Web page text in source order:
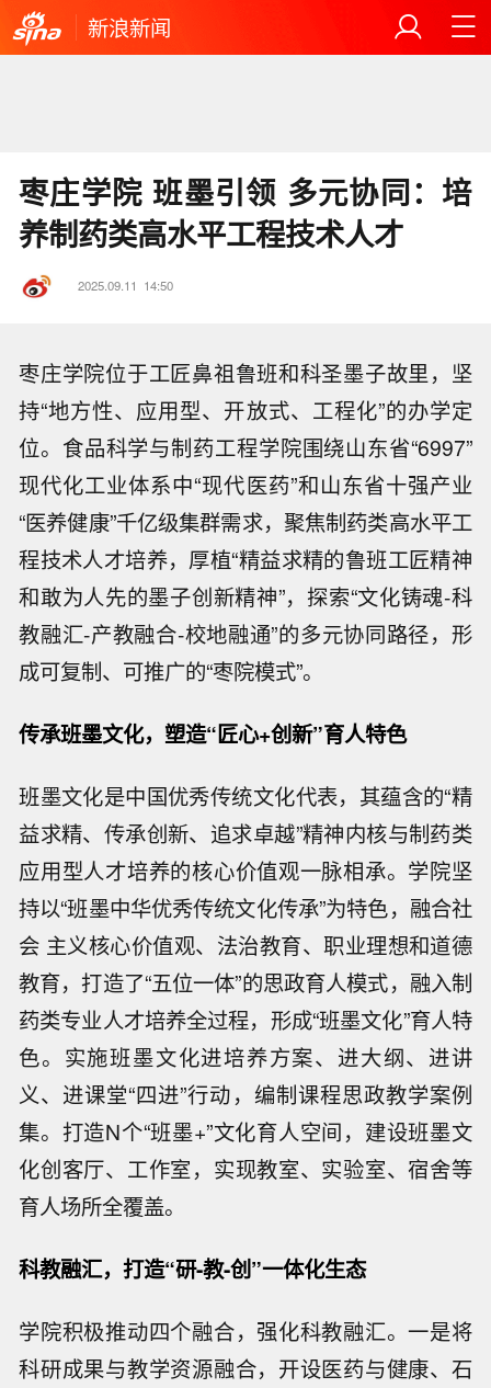
新浪新闻
枣庄学院 班墨引领 多元协同：培
养制药类高水平工程技术人才
2025.09.11 14:50
枣庄学院位于工匠鼻祖鲁班和科圣墨子故里，坚
持“地方性、应用型、开放式、工程化”的办学定
位。食品科学与制药工程学院围绕山东省“6997”
现代化工业体系中“现代医药”和山东省十强产业
“医养健康”千亿级集群需求，聚焦制药类高水平工
程技术人才培养，厚植“精益求精的鲁班工匠精神
和敢为人先的墨子创新精神”，探索“文化铸魂-科
教融汇-产教融合-校地融通”的多元协同路径，形
成可复制、可推广的“枣院模式”。
传承班墨文化，塑造“匠心+创新”育人特色
班墨文化是中国优秀传统文化代表，其蕴含的“精
益求精、传承创新、追求卓越”精神内核与制药类
应用型人才培养的核心价值观一脉相承。学院坚
持以“班墨中华优秀传统文化传承”为特色，融合社
会 主义核心价值观、法治教育、职业理想和道德
教育，打造了“五位一体”的思政育人模式，融入制
药类专业人才培养全过程，形成“班墨文化”育人特
色。实施班墨文化进培养方案、进大纲、进讲
义、进课堂“四进”行动，编制课程思政教学案例
集。打造N个“班墨+”文化育人空间，建设班墨文
化创客厅、工作室，实现教室、实验室、宿舍等
育人场所全覆盖。
科教融汇，打造“研-教-创”一体化生态
学院积极推动四个融合，强化科教融汇。一是将
科研成果与教学资源融合，开设医药与健康、石